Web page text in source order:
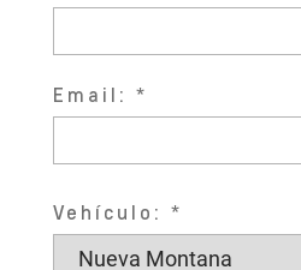
Email:
Vehículo: